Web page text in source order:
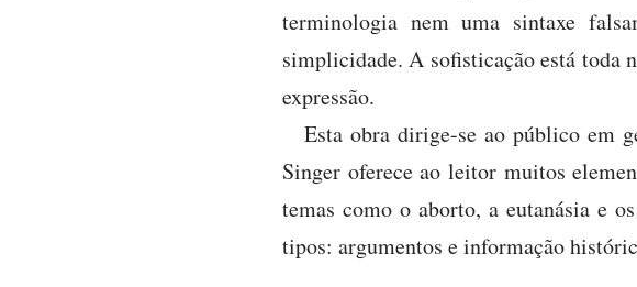
terminologia nem uma sintaxe
simplicidade. A sofisticação está toda
expressão.
Esta obra dirige-se ao público em
Singer oferece ao leitor muitos
temas como o aborto, a eutanásia e
tipos: argumentos e informação